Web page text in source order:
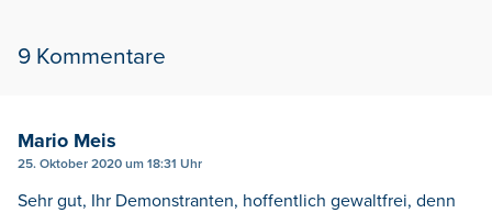
9 Kommentare
Mario Meis
25. Oktober 2020 um 18:31 Uhr
Sehr gut, Ihr Demonstranten, hoffentlich gewaltfrei, denn